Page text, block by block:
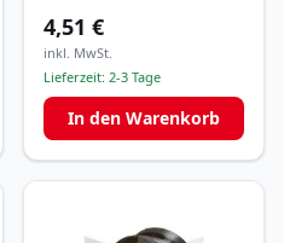
4,51 €
inkl. MwSt.
Lieferzeit: 2-3 Tage
In den Warenkorb